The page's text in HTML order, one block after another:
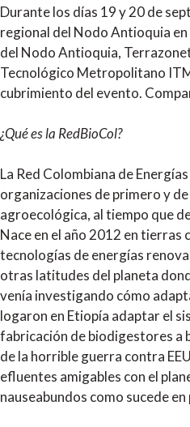
Durante los días 19 y 20 de
regional del Nodo Antioquia
del Nodo Antioquia,
Tecnológico Metropolitano
cubrimiento del evento.
¿Qué es la RedBioCol?
La Red Colombiana de
organizaciones de primero y
agroecológica, al tiempo que
Nace en el año 2012 en
tecnologías de energías
otras latitudes del planeta
venía investigando cómo
logaron en Etiopía adaptar el
fabricación de biodigestores a
de la horrible guerra contra
efluentes amigables con el
nauseabundos como sucede